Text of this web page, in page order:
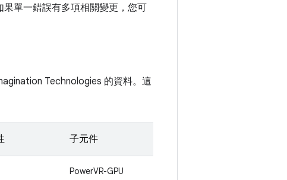
單一錯誤有多項相關變更，您可
Technologies 的資料。這
子元件
PowerVR-GPU